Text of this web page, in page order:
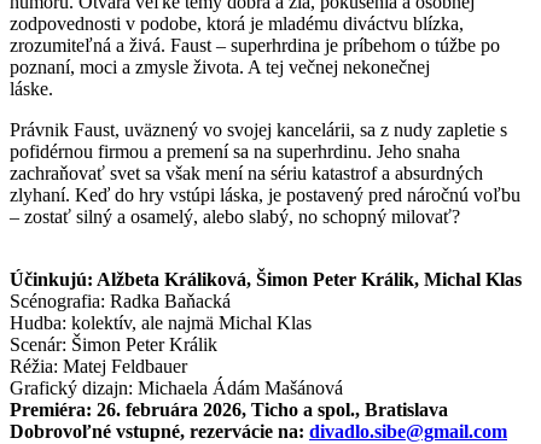
zodpovednosti v podobe, ktorá je mladému diváctvu blízka,
zrozumiteľná a živá. Faust – superhrdina je príbehom o túžbe po
poznaní, moci a zmysle života. A tej večnej nekonečnej
láske.
Právnik Faust, uväznený vo svojej kancelárii, sa z nudy zapletie s
pofidérnou firmou a premení sa na superhrdinu. Jeho snaha
zachraňovať svet sa však mení na sériu katastrof a absurdných
zlyhaní. Keď do hry vstúpi láska, je postavený pred náročnú voľbu
– zostať silný a osamelý, alebo slabý, no schopný milovať?
Účinkujú: Alžbeta Králiková, Šimon Peter Králik, Michal Klas
Scénografia: Radka Baňacká
Hudba: kolektív, ale najmä Michal Klas
Scenár: Šimon Peter Králik
Réžia: Matej Feldbauer
Grafický dizajn: Michaela Ádám Mašánová
Premiéra: 26. februára 2026, Ticho a spol., Bratislava
Dobrovoľné vstupné, rezervácie na: divadlo.sibe@gmail.com